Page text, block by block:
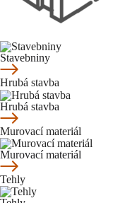
Stavebniny
Hrubá stavba
Hrubá stavba
Murovací materiál
Murovací materiál
Tehly